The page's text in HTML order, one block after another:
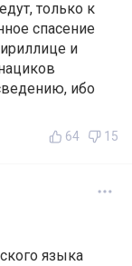
только к
спасение
и
ибо
64 15
языка